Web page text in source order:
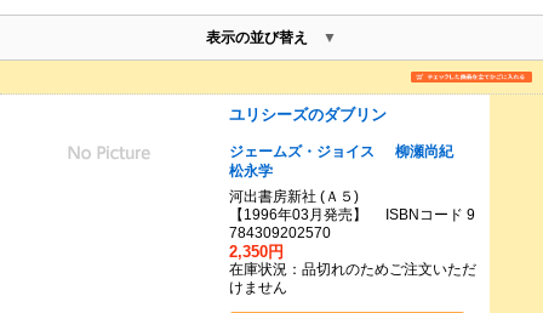
表示の並び替え
ユリシーズのダブリン
ジェームズ・ジョイス
柳瀬尚紀
松永学
河出書房新社 (Ａ５)
【1996年03月発売】 ISBNコード 9
784309202570
2,350円
在庫状況：品切れのためご注文いただ
けません